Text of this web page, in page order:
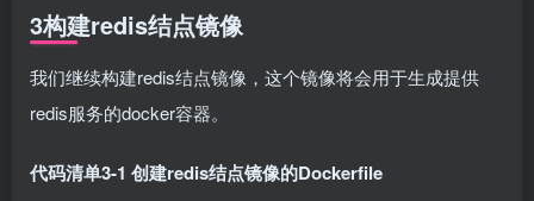
3构建redis结点镜像
我们继续构建redis结点镜像，这个镜像将会用于生成提供
redis服务的docker容器。
代码清单3-1 创建redis结点镜像的Dockerfile